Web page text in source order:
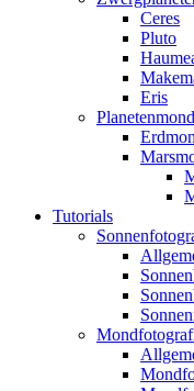
Ceres
Pluto
Eris
Tutorials